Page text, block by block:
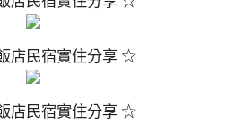
店民宿實住分享 ☆
店民宿實住分享 ☆